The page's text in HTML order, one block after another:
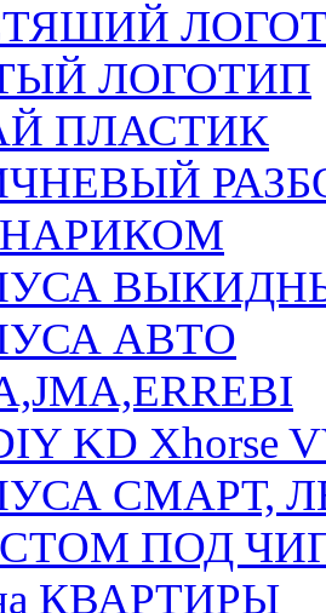
ЛОГОТИП
ПЛАСТИК
АВТО
KD Xhorse
СМАРТ,
ПОД
КВАРТИРЫ